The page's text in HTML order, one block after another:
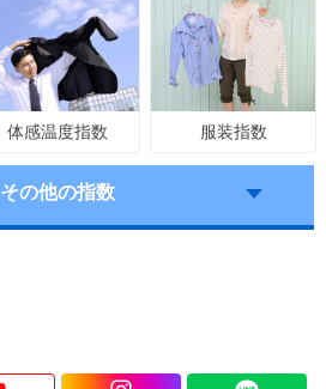
体感温度指数 服装指数
その他の指数